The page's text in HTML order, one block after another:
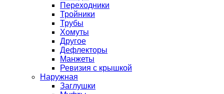
Переходники
Тройники
Трубы
Хомуты
Другое
Дефлекторы
Манжеты
Ревизия с крышкой
Наружная
Заглушки